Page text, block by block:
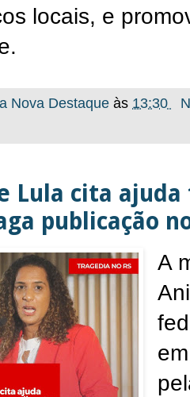
locais, e
Nova Destaque às 13:30
Lula cita ajuda
publicação
A